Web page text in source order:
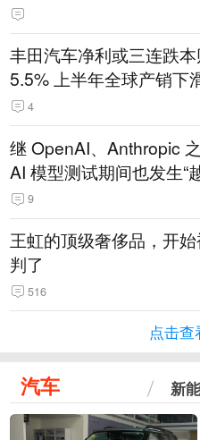
丰田汽车净利或三连跌
5.5% 上半年全球产销下
14.3万辆
4
继 OpenAI、Anthropic
AI 模型测试期间也发生“
9
王虹的顶级奢侈品，开
判了
516
点击查
汽车 新